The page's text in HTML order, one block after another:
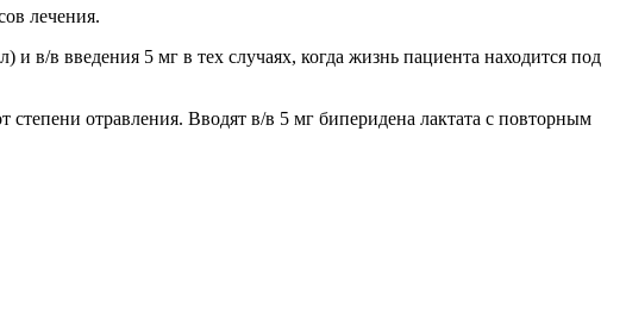
лечения.
в/в введения 5 мг в тех случаях, когда жизнь пациента находится под
отравления. Вводят в/в 5 мг биперидена лактата с повторным